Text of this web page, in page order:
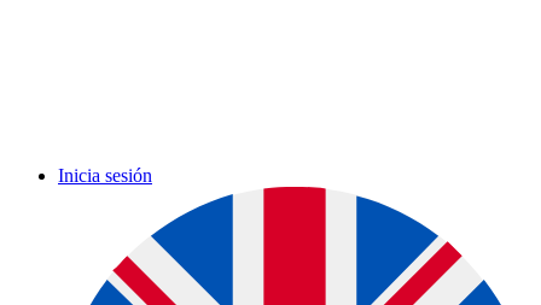
Inicia sesión